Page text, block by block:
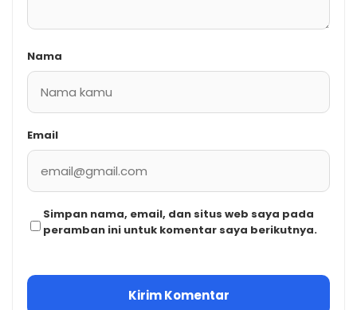
Nama
Email
Simpan nama, email, dan situs web saya pada
peramban ini untuk komentar saya berikutnya.